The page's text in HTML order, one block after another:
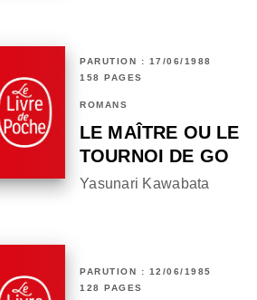
PARUTION : 17/06/1988
158 PAGES
ROMANS
LE MAÎTRE OU LE
TOURNOI DE GO
Yasunari Kawabata
PARUTION : 12/06/1985
128 PAGES